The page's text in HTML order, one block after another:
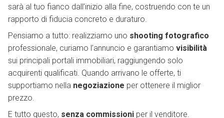
sarà al tuo fianco dall’inizio alla fine, costruendo con te un
rapporto di fiducia concreto e duraturo.
Pensiamo a tutto: realizziamo uno shooting fotografico
professionale, curiamo l’annuncio e garantiamo visibilità
sui principali portali immobiliari, raggiungendo solo
acquirenti qualificati. Quando arrivano le offerte, ti
supportiamo nella negoziazione per ottenere il miglior
prezzo.
E tutto questo, senza commissioni per il venditore.